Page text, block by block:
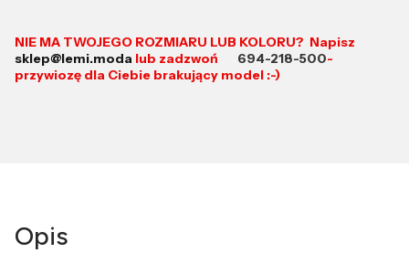
NIE MA TWOJEGO ROZMIARU LUB KOLORU? Napisz
sklep@lemi.moda lub zadzwoń 694-218-500-
przywiozę dla Ciebie brakujący model :-)
Opis